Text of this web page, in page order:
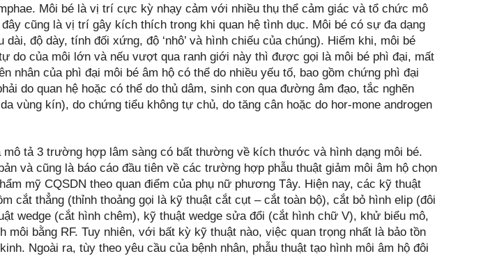
Môi bé là vị trí cực kỳ nhạy cảm với nhiều thụ thể cảm giác và tổ chức mô
cũng là vị trí gây kích thích trong khi quan hệ tình dục. Môi bé có sự đa dạng
độ dày, tính đối xứng, độ ‘nhô’ và hình chiếu của chúng). Hiếm khi, môi bé
do của môi lớn và nếu vượt qua ranh giới này thì được gọi là môi bé phì đại, mất
nhân của phì đại môi bé âm hộ có thể do nhiều yếu tố, bao gồm chứng phì đại
do quan hệ hoặc có thể do thủ dâm, sinh con qua đường âm đạo, tắc nghẽn
vùng kín), do chứng tiểu không tự chủ, do tăng cân hoặc do hor-mone androgen
mô tả 3 trường hợp lâm sàng có bất thường về kích thước và hình dạng môi bé.
và cũng là báo cáo đầu tiên về các trường hợp phẫu thuật giảm môi âm hộ chọn
mỹ CQSDN theo quan điểm của phụ nữ phương Tây. Hiện nay, các kỹ thuật
cắt thẳng (thỉnh thoảng gọi là kỹ thuật cắt cụt – cắt toàn bộ), cắt bỏ hình elip (đôi
wedge (cắt hình chêm), kỹ thuật wedge sửa đổi (cắt hình chữ V), khử biểu mô,
môi bằng RF. Tuy nhiên, với bất kỳ kỹ thuật nào, việc quan trọng nhất là bảo tồn
Ngoài ra, tùy theo yêu cầu của bệnh nhân, phẫu thuật tạo hình môi âm hộ đôi